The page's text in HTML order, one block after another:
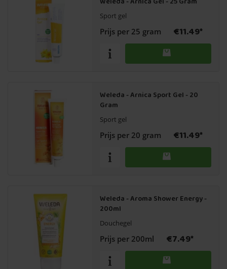
Sport gel
Prijs per 25 gram €11.49*
Weleda - Arnica Sport Gel - 20
Gram
Sport gel
Prijs per 20 gram €11.49*
Weleda - Aroma Shower Energy -
200ml
Douchegel
Prijs per 200ml €7.49*